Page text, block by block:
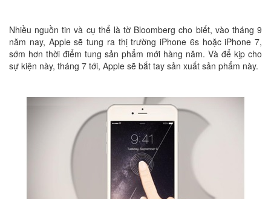
Nhiều nguồn tin và cụ thể là tờ Bloomberg cho biết, vào tháng 9
năm nay, Apple sẽ tung ra thị trường iPhone 6s hoặc iPhone 7,
sớm hơn thời điểm tung sản phẩm mới hàng năm. Và để kịp cho
sự kiện này, tháng 7 tới, Apple sẽ bắt tay sản xuất sản phẩm này.